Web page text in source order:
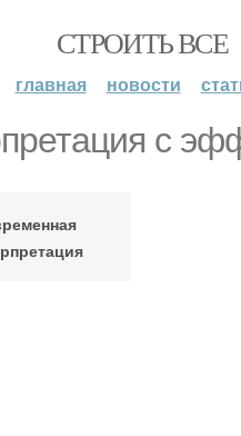
СТРОИТЬ ВСЕ
главная новости
с